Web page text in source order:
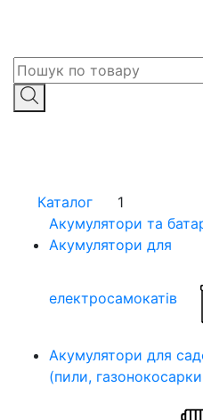
Каталог
1
Акумулятори та
Акумулятори для
електросамокатів
Акумулятори для
(пили,